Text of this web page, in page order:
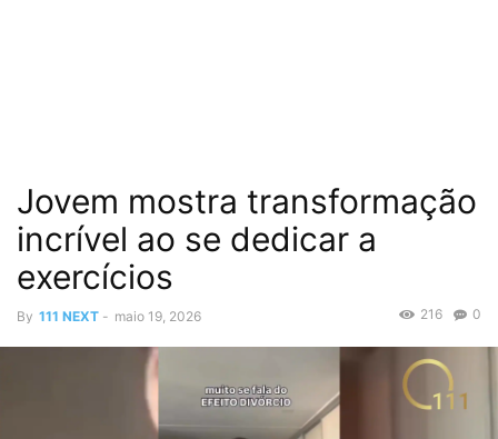
Jovem mostra transformação
incrível ao se dedicar a
exercícios
By 111 NEXT - maio 19, 2026 0
216